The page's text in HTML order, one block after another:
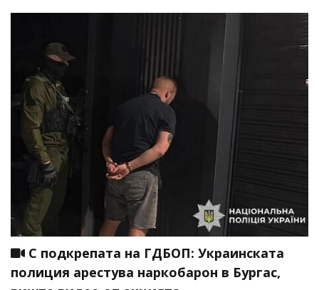
С подкрепата на ГДБОП: Украинската
полиция арестува наркобарон в Бургас,